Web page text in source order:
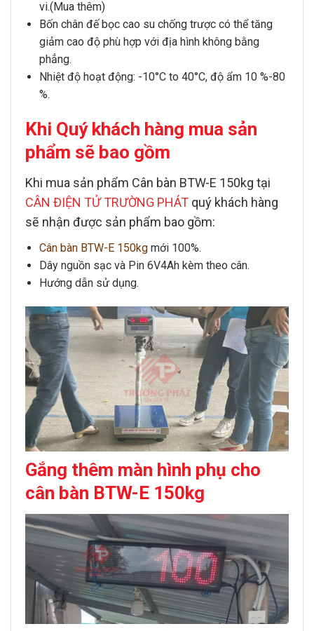
vi.(Mua thêm)
Bốn chân đế bọc cao su chống trược có thể tăng
giảm cao độ phù hợp với địa hình không bằng
phẳng.
Nhiệt độ hoạt động: -10°C to 40°C, độ ẩm 10 %-80
%.
Khi Quý khách hàng mua sản
phẩm sẽ bao gồm
Khi mua sản phẩm Cân bàn BTW-E 150kg tại
CÂN ĐIỆN TỬ TRƯỜNG PHÁT quý khách hàng
sẽ nhận được sản phẩm bao gồm:
Cân bàn BTW-E 150kg mới 100%.
Dây nguồn sạc và Pin 6V4Ah kèm theo cân.
Hướng dẫn sử dụng.
Gắng thêm màn hình phụ cho
cân bàn BTW-E 150kg